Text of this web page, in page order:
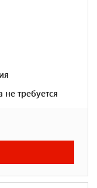
требуется